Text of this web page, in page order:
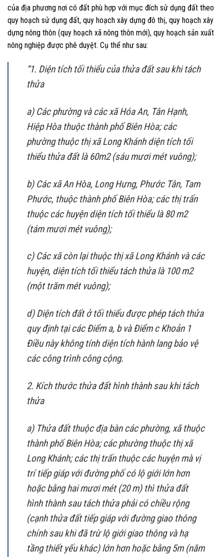
của địa phương nơi có đất phù hợp với mục đích sử dụng đất theo
quy hoạch sử dụng đất, quy hoạch xây dựng đô thị, quy hoạch xây
dựng nông thôn (quy hoạch xã nông thôn mới), quy hoạch sản xuất
nông nghiệp được phê duyệt. Cụ thể như sau:
“1. Diện tích tối thiểu của thửa đất sau khi tách
thửa
a) Các phường và các xã Hóa An, Tân Hạnh,
Hiệp Hòa thuộc thành phố Biên Hòa; các
phường thuộc thị xã Long Khánh diện tích tối
thiểu thửa đất là 60m2 (sáu mươi mét vuông);
b) Các xã An Hòa, Long Hưng, Phước Tân, Tam
Phước, thuộc thành phố Biên Hòa; các thị trấn
thuộc các huyện diện tích tối thiểu là 80 m2
(tám mươi mét vuông);
c) Các xã còn lại thuộc thị xã Long Khánh và các
huyện, diện tích tối thiểu tách thửa là 100 m2
(một trăm mét vuông);
d) Diện tích đất ở tối thiểu được phép tách thửa
quy định tại các Điểm a, b và Điểm c Khoản 1
Điều này không tính diện tích hành lang bảo vệ
các công trình công cộng.
2. Kích thước thửa đất hình thành sau khi tách
thửa
a) Thửa đất thuộc địa bàn các phường, xã thuộc
thành phố Biên Hòa; các phường thuộc thị xã
Long Khánh; các thị trấn thuộc các huyện mà vị
trí tiếp giáp với đường phố có lộ giới lớn hơn
hoặc bằng hai mươi mét (20 m) thì thửa đất
hình thành sau tách thửa phải có chiều rộng
(cạnh thửa đất tiếp giáp với đường giao thông
chính sau khi đã trừ lộ giới giao thông và hạ
tầng thiết yếu khác) lớn hơn hoặc bằng 5m (năm